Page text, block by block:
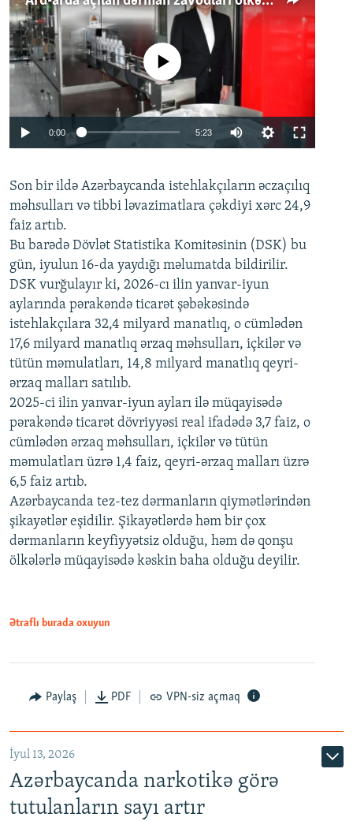
Auto 240p 360p 480p
720p 1080p
No media source currently available
0:00 5:23
360p
480p
720p
1080p
Son bir ildə Azərbaycanda istehlakçıların əczaçılıq
məhsulları və tibbi ləvazimatlara çəkdiyi xərc 24,9
faiz artıb.
Bu barədə Dövlət Statistika Komitəsinin (DSK) bu
gün, iyulun 16-da yaydığı məlumatda bildirilir.
DSK vurğulayır ki, 2026-cı ilin yanvar-iyun
aylarında pərakəndə ticarət şəbəkəsində
istehlakçılara 32,4 milyard manatlıq, o cümlədən
17,6 milyard manatlıq ərzaq məhsulları, içkilər və
tütün məmulatları, 14,8 milyard manatlıq qeyri-
ərzaq malları satılıb.
2025-ci ilin yanvar-iyun ayları ilə müqayisədə
pərakəndə ticarət dövriyyəsi real ifadədə 3,7 faiz, o
cümlədən ərzaq məhsulları, içkilər və tütün
məmulatları üzrə 1,4 faiz, qeyri-ərzaq malları üzrə
6,5 faiz artıb.
Azərbaycanda tez-tez dərmanların qiymətlərindən
şikayətlər eşidilir. Şikayətlərdə həm bir çox
dərmanların keyfiyyətsiz olduğu, həm də qonşu
ölkələrlə müqayisədə kəskin baha olduğu deyilir.
Ətraflı burada oxuyun
Paylaş PDF VPN-siz açmaq
İyul 13, 2026
Azərbaycanda narkotikə görə
tutulanların sayı artır